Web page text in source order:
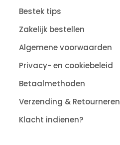
Bestek tips
Zakelijk bestellen
Algemene voorwaarden
Privacy- en cookiebeleid
Betaalmethoden
Verzending & Retourneren
Klacht indienen?